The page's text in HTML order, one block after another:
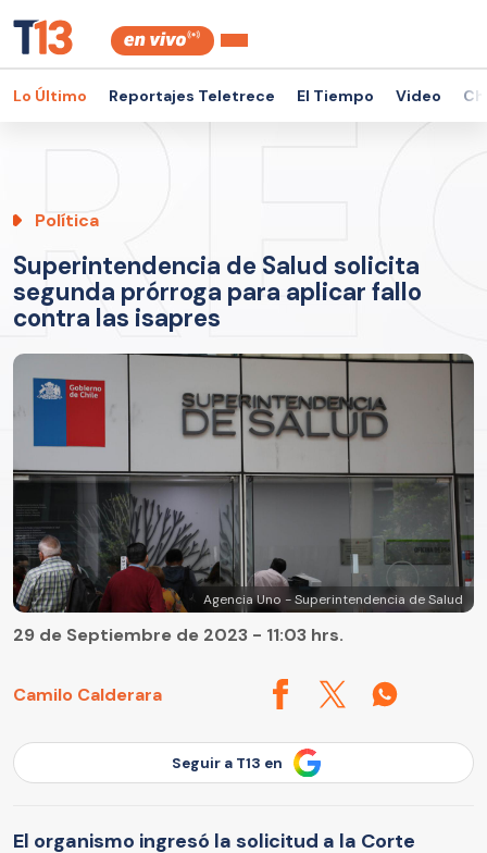
Lo Último Reportajes Teletrece El Tiempo Video
Política
Superintendencia de Salud solicita
segunda prórroga para aplicar fallo
contra las isapres
Agencia Uno - Superintendencia de Salud
Camilo Calderara
29 de Septiembre de 2023 - 11:03 hrs.
Seguir a T13 en
El organismo ingresó la solicitud a la Corte